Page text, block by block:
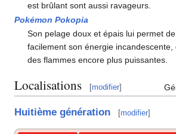
est brûlant sont aussi ravageurs.
Pokémon Pokopia
Son pelage doux et épais lui permet
facilement son énergie
des flammes encore plus puissantes.
Localisations [modifier]
Huitième génération [modifier]